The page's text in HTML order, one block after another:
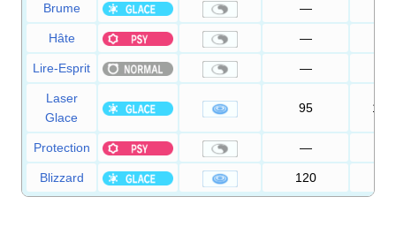
Brume —
Hâte —
Lire-Esprit —
Laser
Glace
95 100
Protection —
Blizzard 120